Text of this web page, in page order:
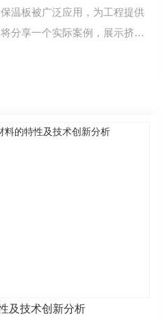
温板被广泛应用，为工程提供
分享一个实际案例，展示挤塑
及技术创新分析